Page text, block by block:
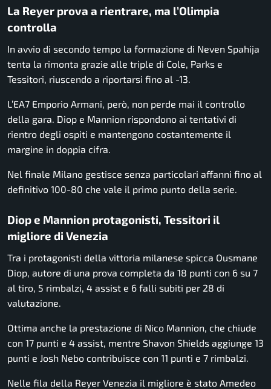
La Reyer prova a rientrare, ma l’Olimpia
controlla
In avvio di secondo tempo la formazione di Neven Spahija
tenta la rimonta grazie alle triple di Cole, Parks e
Tessitori, riuscendo a riportarsi fino al -13.
L’EA7 Emporio Armani, però, non perde mai il controllo
della gara. Diop e Mannion rispondono ai tentativi di
rientro degli ospiti e mantengono costantemente il
margine in doppia cifra.
Nel finale Milano gestisce senza particolari affanni fino al
definitivo 100-80 che vale il primo punto della serie.
Diop e Mannion protagonisti, Tessitori il
migliore di Venezia
Tra i protagonisti della vittoria milanese spicca Ousmane
Diop, autore di una prova completa da 18 punti con 6 su 7
al tiro, 5 rimbalzi, 4 assist e 6 falli subiti per 28 di
valutazione.
Ottima anche la prestazione di Nico Mannion, che chiude
con 17 punti e 4 assist, mentre Shavon Shields aggiunge 13
punti e Josh Nebo contribuisce con 11 punti e 7 rimbalzi.
Nelle fila della Reyer Venezia il migliore è stato Amedeo